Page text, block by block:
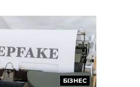
БІЗНЕС